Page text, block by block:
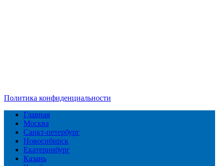
Политика конфиденциальности
Главная
Москва
Санкт-петербург
Новосибирск
Екатеринбург
Казань